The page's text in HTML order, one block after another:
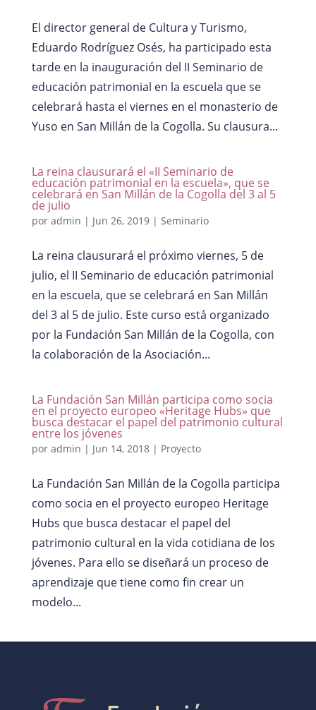
El director general de Cultura y Turismo,
Eduardo Rodríguez Osés, ha participado esta
tarde en la inauguración del II Seminario de
educación patrimonial en la escuela que se
celebrará hasta el viernes en el monasterio de
Yuso en San Millán de la Cogolla. Su clausura...
La reina clausurará el «II Seminario de
educación patrimonial en la escuela», que se
celebrará en San Millán de la Cogolla del 3 al 5
de julio
por admin | Jun 26, 2019| Seminario
La reina clausurará el próximo viernes, 5 de
julio, el II Seminario de educación patrimonial
en la escuela, que se celebrará en San Millán
del 3 al 5 de julio. Este curso está organizado
por la Fundación San Millán de la Cogolla, con
la colaboración de la Asociación...
La Fundación San Millán participa como socia
en el proyecto europeo «Heritage Hubs» que
busca destacar el papel del patrimonio cultural
entre los jóvenes
por admin | Jun 14, 2018| Proyecto
La Fundación San Millán de la Cogolla participa
como socia en el proyecto europeo Heritage
Hubs que busca destacar el papel del
patrimonio cultural en la vida cotidiana de los
jóvenes. Para ello se diseñará un proceso de
aprendizaje que tiene como fin crear un
modelo...